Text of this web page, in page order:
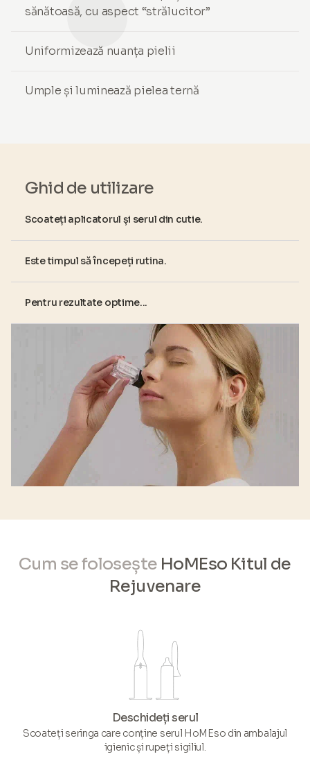
sănătoasă, cu aspect “strălucitor”
Uniformizează nuanța pielii
Umple și luminează pielea ternă
Ghid de utilizare
Scoateți aplicatorul și serul din cutie.
Este timpul să începeți rutina.
Pentru rezultate optime...
Cum se folosește HoMEso Kitul de
Rejuvenare
Deschideți serul
Scoateți seringa care conține serul HoMEso din ambalajul
igienic și rupeți sigiliul.